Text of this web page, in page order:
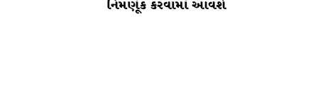
નિમણૂંક કરવામાં આવશે